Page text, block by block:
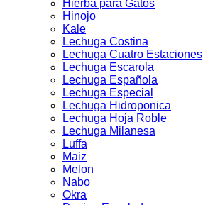
Hierba para Gatos
Hinojo
Kale
Lechuga Costina
Lechuga Cuatro Estaciones
Lechuga Escarola
Lechuga Española
Lechuga Especial
Lechuga Hidroponica
Lechuga Hoja Roble
Lechuga Milanesa
Luffa
Maiz
Melon
Nabo
Okra